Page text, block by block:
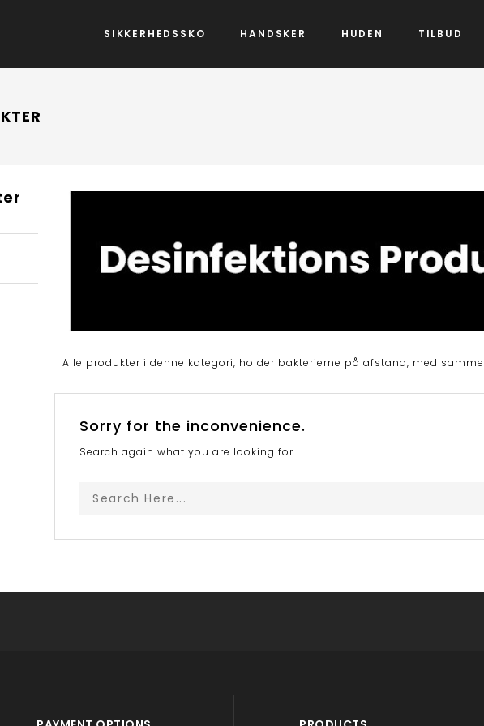
SIKKERHEDSSKO HANDSKER HUDEN TILBUD
Alle produkter i denne kategori, holder bakterierne på afstand, med
Sorry for the inconvenience.
Search again what you are looking for